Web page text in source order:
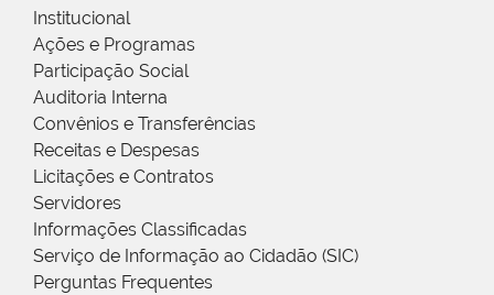
Institucional
Ações e Programas
Participação Social
Auditoria Interna
Convênios e Transferências
Receitas e Despesas
Licitações e Contratos
Servidores
Informações Classificadas
Serviço de Informação ao Cidadão (SIC)
Perguntas Frequentes